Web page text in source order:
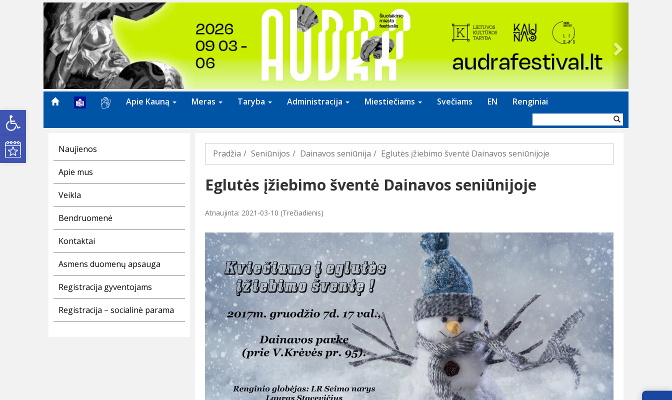
Open toolbar
Kultūros renginiai
Previous
Apie Kauną Meras Taryba Administracija Miestiečiams Svečiams EN Renginiai
forma
Naujienos
Apie mus
Veikla
Bendruomenė
Kontaktai
Asmens duomenų apsauga
Registracija gyventojams
Registracija – socialinė parama
Pradžia Seniūnijos Dainavos seniūnija Eglutės įžiebimo šventė Dainavos seniūnijoje
Eglutės įžiebimo šventė Dainavos seniūnijoje
Atnaujinta: 2021-03-10 (Trečiadienis)